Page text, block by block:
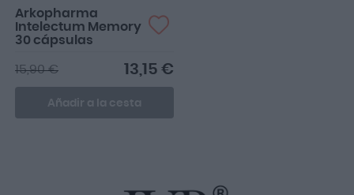
Arkopharma
Intelectum Memory
30 cápsulas
13,15 €
15,90 €
Añadir a la cesta